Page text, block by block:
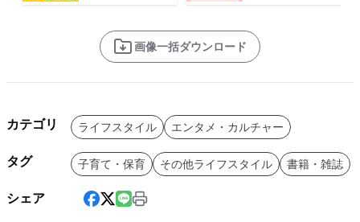
画像一括ダウンロード
カテゴリ ライフスタイル エンタメ・カルチャー
タグ 子育て・保育 その他ライフスタイル 書籍・雑誌
シェア